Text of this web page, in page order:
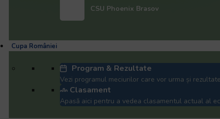
CSU Phoenix Brasov
Cupa României
Program & Rezultate
Vezi programul meciurilor care vor urma și
Clasament
Apasă aici pentru a vedea clasamentul actual al